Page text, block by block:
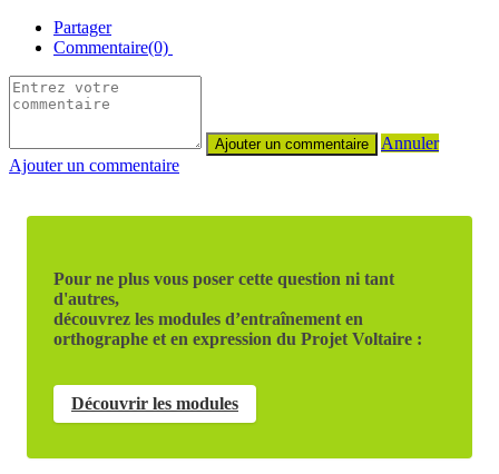
Partager
Commentaire(0)
Annuler
Ajouter un commentaire
Pour ne plus vous poser cette question ni tant
d'autres,
découvrez les modules d’entraînement en
orthographe et en expression du Projet Voltaire :
Découvrir les modules